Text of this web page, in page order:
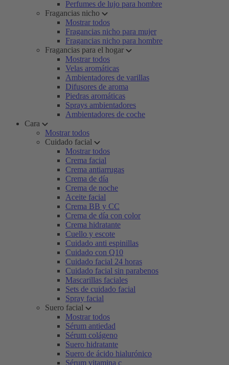
Perfumes de lujo para hombre
Fragancias nicho
Mostrar todos
Fragancias nicho para mujer
Fragancias nicho para hombre
Fragancias para el hogar
Mostrar todos
Velas aromáticas
Ambientadores de varillas
Difusores de aroma
Piedras aromáticas
Sprays ambientadores
Ambientadores de coche
Cara
Mostrar todos
Cuidado facial
Mostrar todos
Crema facial
Crema antiarrugas
Crema de día
Crema de noche
Aceite facial
Crema BB y CC
Crema de día con color
Crema hidratante
Cuello y escote
Cuidado anti espinillas
Cuidado con Q10
Cuidado facial 24 horas
Cuidado facial sin parabenos
Mascarillas faciales
Sets de cuidado facial
Spray facial
Suero facial
Mostrar todos
Sérum antiedad
Sérum colágeno
Suero hidratante
Suero de ácido hialurónico
Sérum vitamina c